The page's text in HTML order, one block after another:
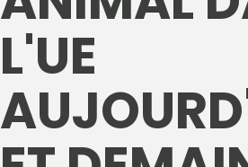
L'UE